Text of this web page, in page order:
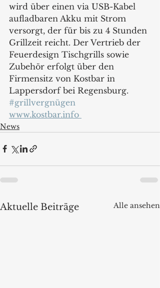
wird über einen via USB-Kabel
aufladbaren Akku mit Strom
versorgt, der für bis zu 4 Stunden
Grillzeit reicht. Der Vertrieb der
Feuerdesign Tischgrills sowie
Zubehör erfolgt über den
Firmensitz von Kostbar in
Lappersdorf bei Regensburg.
#grillvergnügen
www.kostbar.info
News
Aktuelle Beiträge Alle ansehen